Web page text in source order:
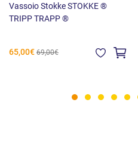
Vassoio Stokke STOKKE ®
TRIPP TRAPP ®
65,00€ 69,00€